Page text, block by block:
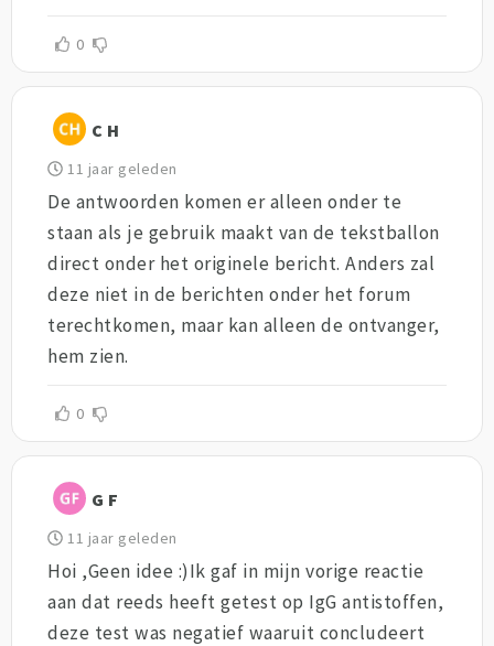
0
C H
11 jaar geleden
De antwoorden komen er alleen onder te
staan als je gebruik maakt van de tekstballon
direct onder het originele bericht. Anders zal
deze niet in de berichten onder het forum
terechtkomen, maar kan alleen de ontvanger,
hem zien.
0
G F
11 jaar geleden
Hoi ,Geen idee :)Ik gaf in mijn vorige reactie
aan dat reeds heeft getest op IgG antistoffen,
deze test was negatief waaruit concludeert